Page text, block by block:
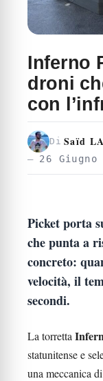
Inferno
droni
con
26 Giugno
Di Saïd
Picket porta
che punta a
concreto:
velocità, il
secondi.
La torretta
statunitense e
una meccanica